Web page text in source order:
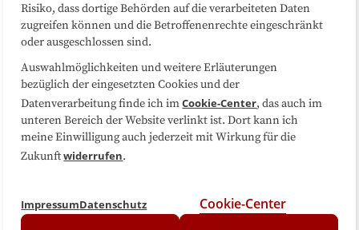
Risiko, dass dortige Behörden auf die verarbeiteten Daten
zugreifen können und die Betroffenenrechte eingeschränkt
oder ausgeschlossen sind.
Auswahlmöglichkeiten und weitere Erläuterungen
bezüglich der eingesetzten Cookies und der
Datenverarbeitung finde ich imCookie-Center, das auch im
unteren Bereich der Website verlinkt ist. Dort kann ich
meine Einwilligung auch jederzeit mit Wirkung für die
Zukunftwiderrufen.
ImpressumDatenschutz Cookie-Center